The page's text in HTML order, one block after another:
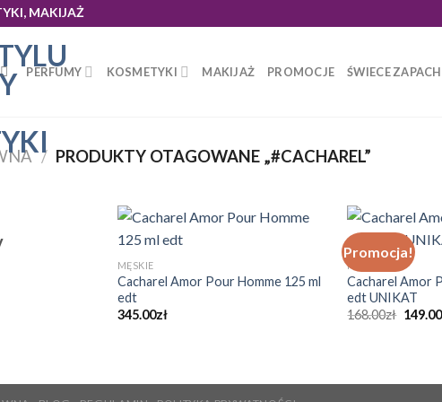
MAKIJAŻ
PERFUMY KOSMETYKI MAKIJAŻ PROMOCJE ŚWIECE
/ PRODUKTY OTAGOWANE „#CACHAREL”
MĘSKIE
Cacharel Amor Pour Homme 125 ml
edt
345.00zł
Promocja!
MĘSKIE
Cacharel Amor
edt UNIKAT
168.00zł 149.00